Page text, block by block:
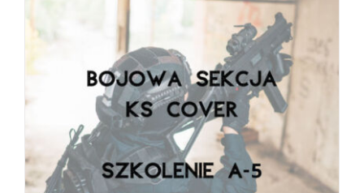
BOOK SZCZEGÓŁY